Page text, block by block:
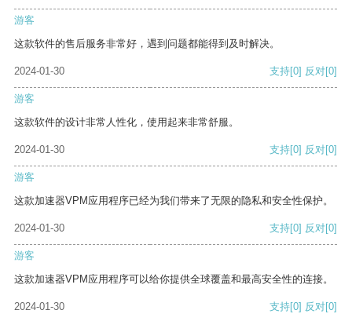
游客
这款软件的售后服务非常好，遇到问题都能得到及时解决。
2024-01-30 支持[0] 反对[0]
游客
这款软件的设计非常人性化，使用起来非常舒服。
2024-01-30 支持[0] 反对[0]
游客
这款加速器VPM应用程序已经为我们带来了无限的隐私和安全性保护。
2024-01-30 支持[0] 反对[0]
游客
这款加速器VPM应用程序可以给你提供全球覆盖和最高安全性的连接。
2024-01-30 支持[0] 反对[0]